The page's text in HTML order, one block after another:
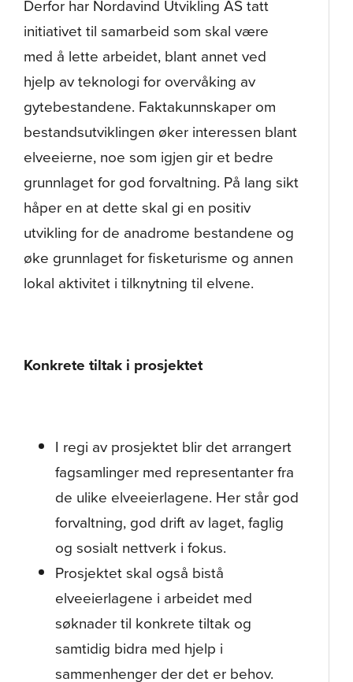
Derfor har Nordavind Utvikling AS tatt
initiativet til samarbeid som skal være
med å lette arbeidet, blant annet ved
hjelp av teknologi for overvåking av
gytebestandene. Faktakunnskaper om
bestandsutviklingen øker interessen blant
elveeierne, noe som igjen gir et bedre
grunnlaget for god forvaltning. På lang sikt
håper en at dette skal gi en positiv
utvikling for de anadrome bestandene og
øke grunnlaget for fisketurisme og annen
lokal aktivitet i tilknytning til elvene.
Konkrete tiltak i prosjektet
I regi av prosjektet blir det arrangert
fagsamlinger med representanter fra
de ulike elveeierlagene. Her står god
forvaltning, god drift av laget, faglig
og sosialt nettverk i fokus.
Prosjektet skal også bistå
elveeierlagene i arbeidet med
søknader til konkrete tiltak og
samtidig bidra med hjelp i
sammenhenger der det er behov.